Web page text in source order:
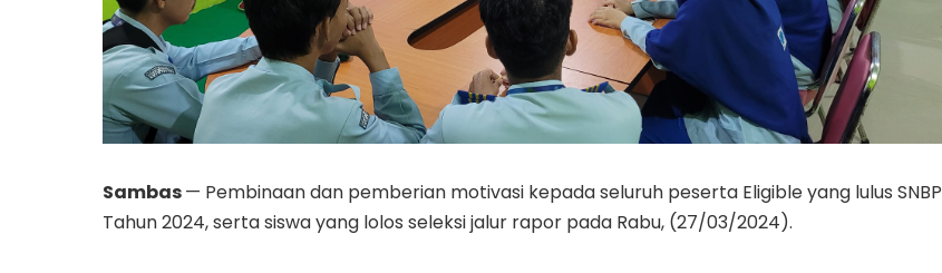
Sambas— Pembinaan dan pemberian motivasi kepada seluruh peserta Eligible yang lulus SNBP
Tahun 2024, serta siswa yang lolos seleksi jalur rapor pada Rabu, (27/03/2024).